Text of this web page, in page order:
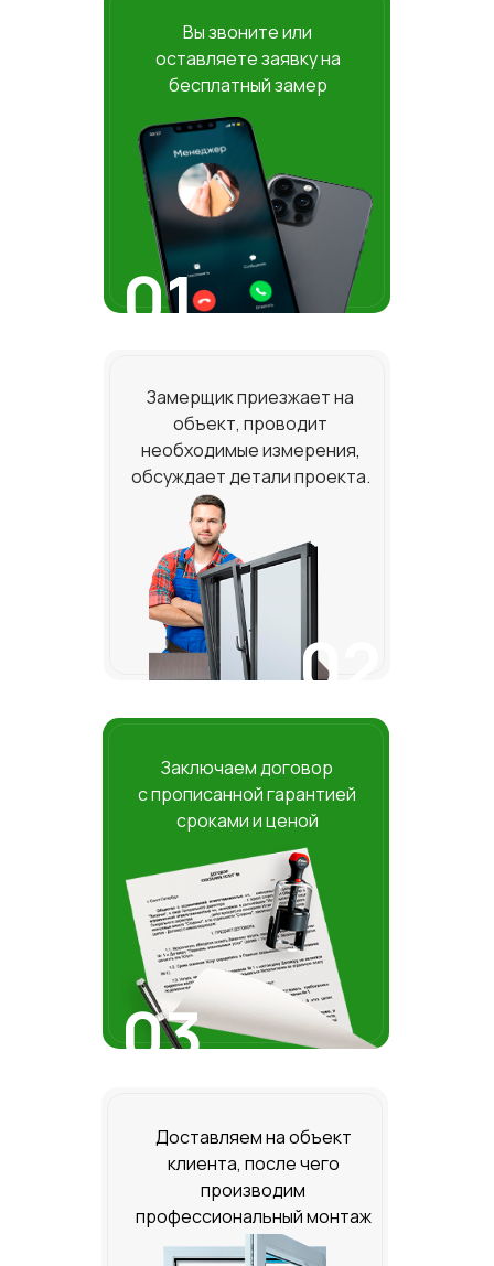
Вы звоните или
оставляете заявку на
бесплатный замер
01
Замерщик приезжает на
объект, проводит
необходимые измерения,
обсуждает детали проекта.
Доставляем на объект
клиента, после чего
производим
профессиональный монтаж
02
03
Заключаем договор
с прописанной гарантией
сроками и ценой